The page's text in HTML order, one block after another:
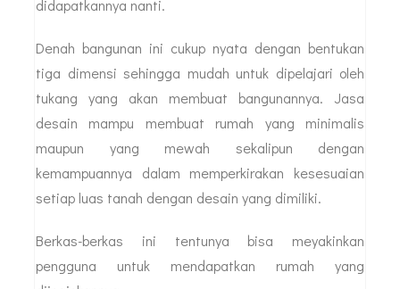
didapatkannya nanti.
Denah bangunan ini cukup nyata dengan bentukan
tiga dimensi sehingga mudah untuk dipelajari oleh
tukang yang akan membuat bangunannya. Jasa
desain mampu membuat rumah yang minimalis
maupun yang mewah sekalipun dengan
kemampuannya dalam memperkirakan kesesuaian
setiap luas tanah dengan desain yang dimiliki.
Berkas-berkas ini tentunya bisa meyakinkan
pengguna untuk mendapatkan rumah yang